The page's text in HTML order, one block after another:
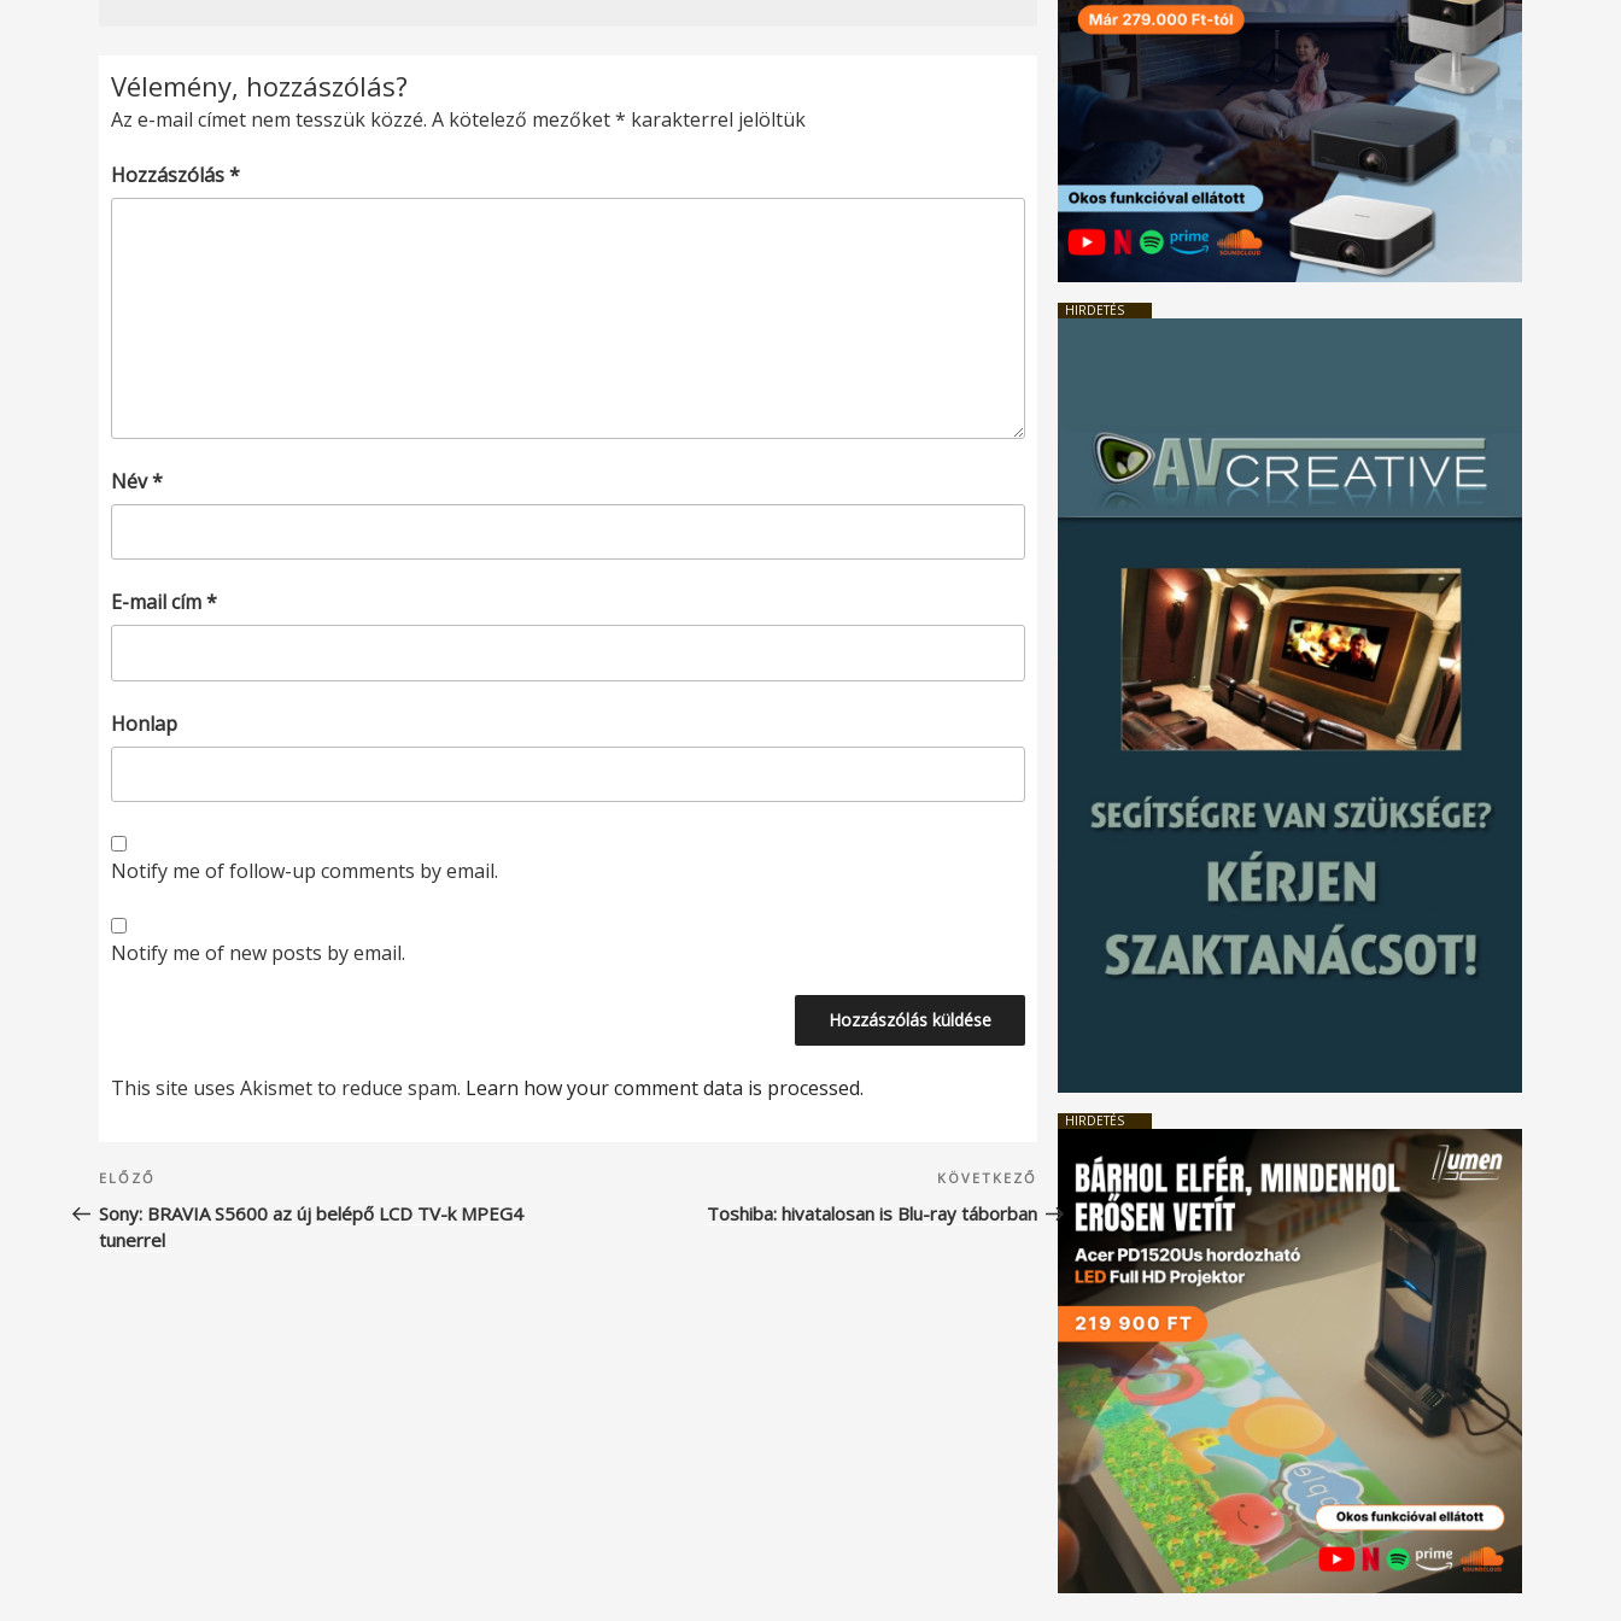
Vélemény, hozzászólás?
Az e-mail címet nem tesszük közzé. A kötelező mezőket* karakterrel jelöltük
Hozzászólás*
Név*
E-mail cím*
Honlap
Notify me of follow-up comments by email.
Notify me of new posts by email.
This site uses Akismet to reduce spam. Learn how your comment data is processed.
Bejegyzés
navigáció
Korábbi
bejegyzés
ELŐZŐ
Sony: BRAVIA S5600 az új belépő LCD TV-k MPEG4
tunerrel
Következő
bejegyzés
KÖVETKEZŐ
Toshiba: hivatalosan is Blu-ray táborban
HIRDETÉS
HIRDETÉS